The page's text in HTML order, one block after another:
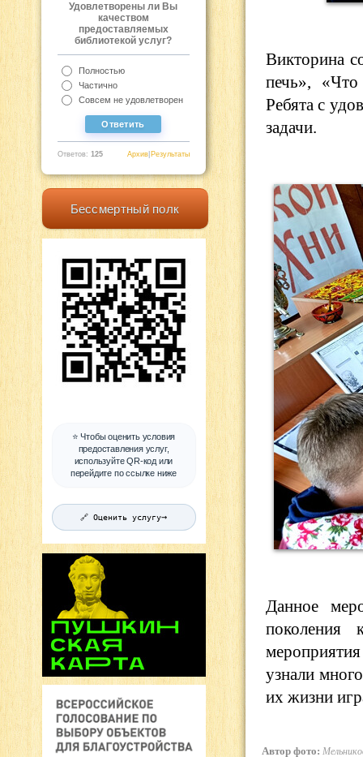
Удовлетворены ли Вы
качеством
предоставляемых
библиотекой услуг?
Полностью
Частично
Совсем не удовлетворен
Ответов: 125 Результаты
|
Архив
Бессмертный полк
⭐ Чтобы оценить условия
предоставления услуг,
используйте QR-код или
перейдите по ссылке ниже
🔗 Оценить услугу→
Викторина
печь»,
Ребята с
задачи.
Данное
узнали
их жизни
Автор фото: